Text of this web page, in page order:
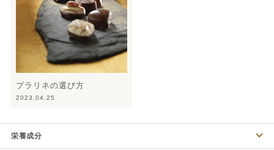
プラリネの選び方
2023.04.25
栄養成分